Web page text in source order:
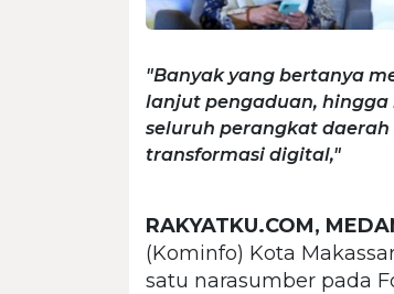
"Banyak yang bertanya
lanjut pengaduan,
seluruh perangkat
transformasi digital,"
RAKYATKU.COM,
(Kominfo) Kota
satu narasumber pada